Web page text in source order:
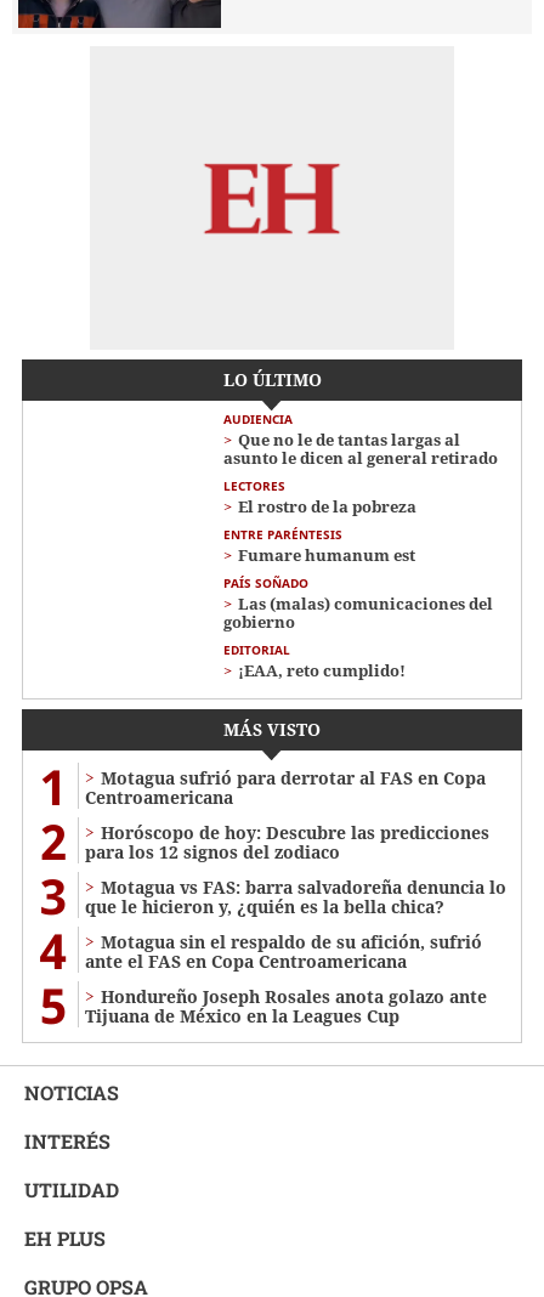
LO ÚLTIMO
AUDIENCIA
Que no le de tantas largas al
asunto le dicen al general retirado
LECTORES
El rostro de la pobreza
ENTRE PARÉNTESIS
Fumare humanum est
PAÍS SOÑADO
Las (malas) comunicaciones del
gobierno
EDITORIAL
¡EAA, reto cumplido!
MÁS VISTO
1
Motagua sufrió para derrotar al FAS en Copa
Centroamericana
2
Horóscopo de hoy: Descubre las predicciones
para los 12 signos del zodiaco
3
Motagua vs FAS: barra salvadoreña denuncia lo
que le hicieron y, ¿quién es la bella chica?
4
Motagua sin el respaldo de su afición, sufrió
ante el FAS en Copa Centroamericana
5
Hondureño Joseph Rosales anota golazo ante
Tijuana de México en la Leagues Cup
NOTICIAS
INTERÉS
UTILIDAD
EH PLUS
GRUPO OPSA